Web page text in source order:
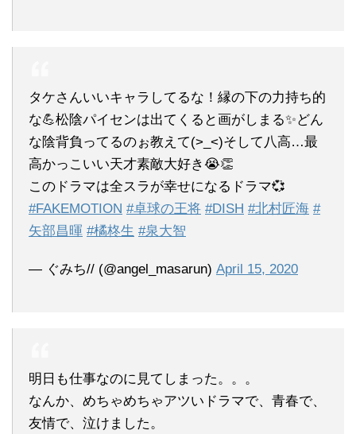
タケさんいいキャラしてるな！縁の下の力持ち的
な💪松陰パイセンは出てくると画がしまる✨どん
な陰背負ってるのぉ教えて(>_<)そして八高…最
高かっこいい天才素敵大好き😭👏
このドラマは全スラが幸せになるドラマ💞
#FAKEMOTION #卓球の王将 #DISH #北村匠海 #
矢部昌暉 #橘柊生 #泉大智
— ぐみち// (@angel_masarun) April 15, 2020
明日も仕事なのに見てしまった。。。
なんか、めちゃめちゃアツいドラマで、青春で、
友情で、泣けました。